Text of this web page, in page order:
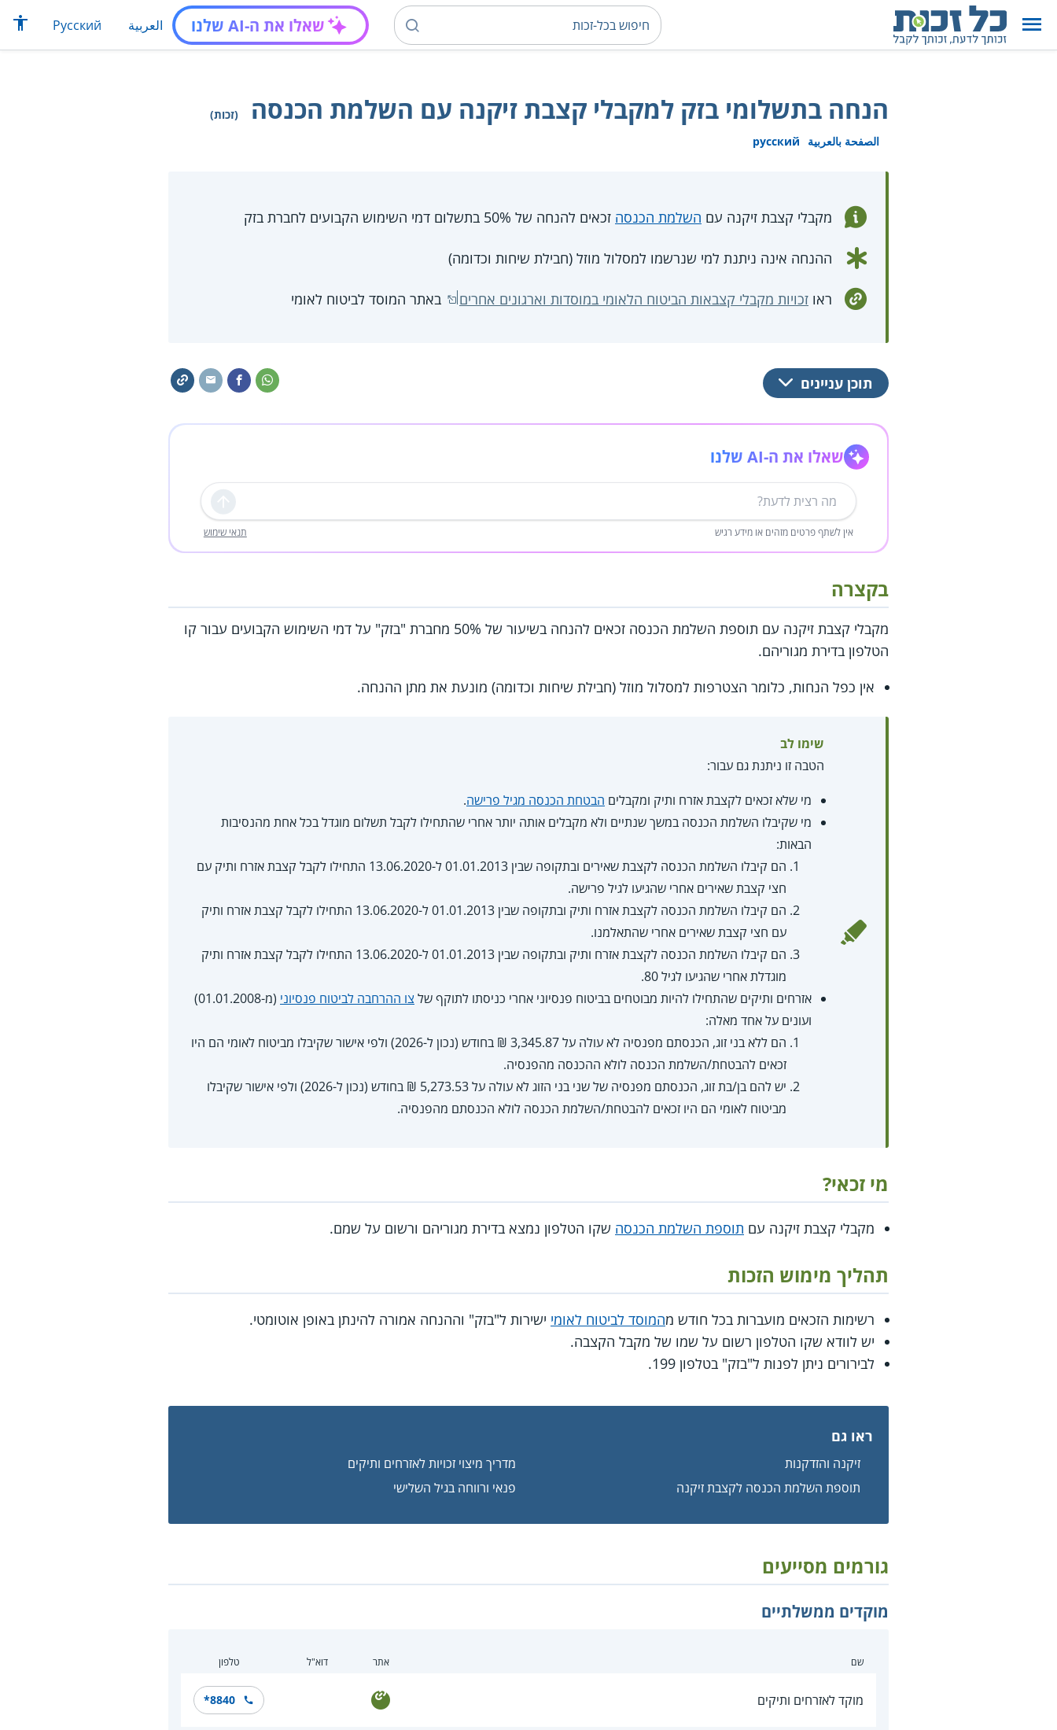
שאלו את ה-AI שלנו العربية Русский
הנחה בתשלומי בזק למקבלי קצבת זיקנה עם השלמת הכנסה
(זכות)
الصفحة بالعربية
русский
מקבלי קצבת זיקנה עם השלמת הכנסה זכאים להנחה של 50% בתשלום דמי השימוש הקבועים לחברת בזק
ההנחה אינה ניתנת למי שנרשמו למסלול מוזל (חבילת שיחות וכדומה)
ראו זכויות מקבלי קצבאות הביטוח הלאומי במוסדות וארגונים אחרים באתר המוסד לביטוח לאומי
תוכן עניינים
שאלו את ה-AI שלנו
שליחה
אין לשתף פרטים מזהים או מידע רגיש תנאי שימוש
בקצרה
מקבלי קצבת זיקנה עם תוספת השלמת הכנסה זכאים להנחה בשיעור של 50% מחברת "בזק" על דמי השימוש הקבועים עבור קו
הטלפון בדירת מגוריהם.
אין כפל הנחות, כלומר הצטרפות למסלול מוזל (חבילת שיחות וכדומה) מונעת את מתן ההנחה.
שימו לב
הטבה זו ניתנת גם עבור:
מי שלא זכאים לקצבת אזרח ותיק ומקבלים הבטחת הכנסה מגיל פרישה.
מי שקיבלו השלמת הכנסה במשך שנתיים ולא מקבלים אותה יותר אחרי שהתחילו לקבל תשלום מוגדל בכל אחת מהנסיבות
הבאות:
הם קיבלו השלמת הכנסה לקצבת שאירים ובתקופה שבין 01.01.2013 ל-13.06.2020 התחילו לקבל קצבת אזרח ותיק עם
חצי קצבת שאירים אחרי שהגיעו לגיל פרישה.
הם קיבלו השלמת הכנסה לקצבת אזרח ותיק ובתקופה שבין 01.01.2013 ל-13.06.2020 התחילו לקבל קצבת אזרח ותיק
עם חצי קצבת שאירים אחרי שהתאלמנו.
הם קיבלו השלמת הכנסה לקצבת אזרח ותיק ובתקופה שבין 01.01.2013 ל-13.06.2020 התחילו לקבל קצבת אזרח ותיק
מוגדלת אחרי שהגיעו לגיל 80.
אזרחים ותיקים שהתחילו להיות מבוטחים בביטוח פנסיוני אחרי כניסתו לתוקף של צו ההרחבה לביטוח פנסיוני
(מ-01.01.2008)
ועונים על אחד מאלה:
הם ללא בני זוג, הכנסתם מפנסיה לא עולה על 3,345.87 ₪ בחודש (נכון ל-2026) ולפי אישור שקיבלו מביטוח לאומי הם היו
זכאים להבטחת/השלמת הכנסה לולא ההכנסה מהפנסיה.
יש להם בן/בת זוג, הכנסתם מפנסיה של שני בני הזוג לא עולה על 5,273.53 ₪ בחודש (נכון ל-2026) ולפי אישור שקיבלו
מביטוח לאומי הם היו זכאים להבטחת/השלמת הכנסה לולא הכנסתם מהפנסיה.
מי זכאי?
מקבלי קצבת זיקנה עם תוספת השלמת הכנסה שקו הטלפון נמצא בדירת מגוריהם ורשום על שמם.
תהליך מימוש הזכות
רשימות הזכאים מועברות בכל חודש מהמוסד לביטוח לאומי ישירות ל"בזק" וההנחה אמורה להינתן באופן אוטומטי.
יש לוודא שקו הטלפון רשום על שמו של מקבל הקצבה.
לבירורים ניתן לפנות ל"בזק" בטלפון 199.
ראו גם
זיקנה והזדקנות
מדריך מיצוי זכויות לאזרחים ותיקים
תוספת השלמת הכנסה לקצבת זיקנה
פנאי ורווחה בגיל השלישי
גורמים מסייעים
מוקדים ממשלתיים
שם אתר דוא"ל טלפון
מוקד לאזרחים ותיקים *8840